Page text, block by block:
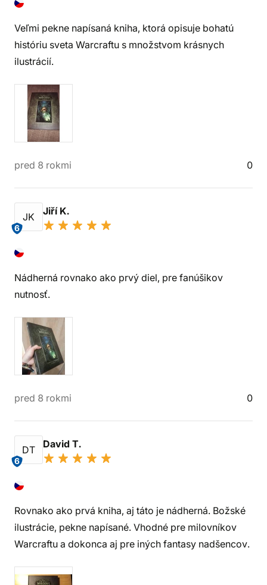
Veľmi pekne napísaná kniha, ktorá opisuje bohatú
históriu sveta Warcraftu s množstvom krásnych
ilustrácií.
pred 8 rokmi 0
JK
6
Jiří K.
Nádherná rovnako ako prvý diel, pre fanúšikov
nutnosť.
pred 8 rokmi 0
DT
6
David T.
Rovnako ako prvá kniha, aj táto je nádherná. Božské
ilustrácie, pekne napísané. Vhodné pre milovníkov
Warcraftu a dokonca aj pre iných fantasy nadšencov.